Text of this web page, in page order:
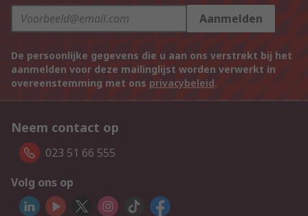
Aanmelden
De persoonlijke gegevens die u aan ons verstrekt bij het
aanmelden voor deze mailinglijst worden verwerkt in
overeenstemming met ons privacybeleid.
Neem contact op
023 51 66 555
Volg ons op